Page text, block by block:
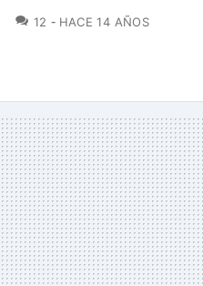
12 COMENTARIOS
HACE 14 AÑOS